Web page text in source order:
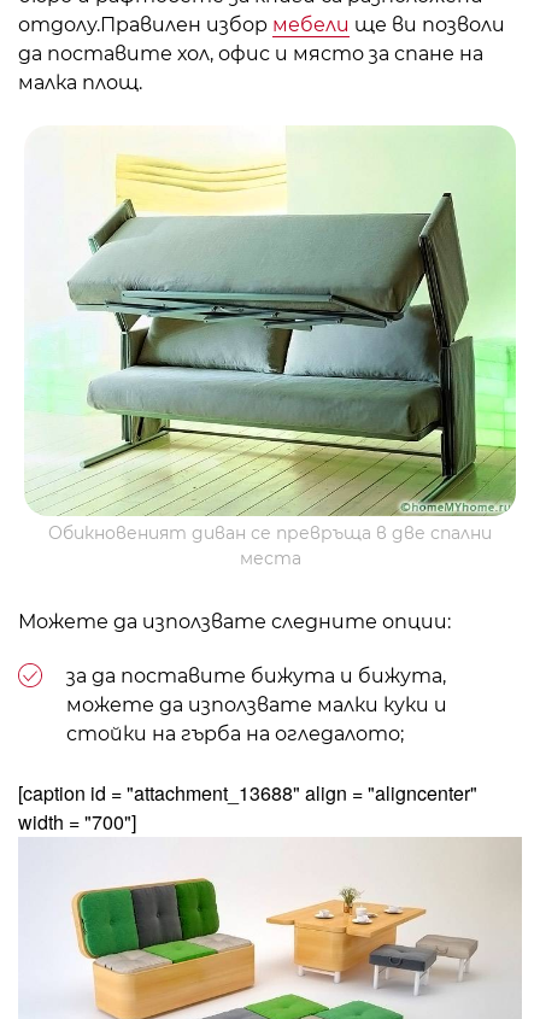
отдолу.Правилен избор мебели ще ви позволи
да поставите хол, офис и място за спане на
малка площ.
Обикновеният диван се превръща в две спални
места
Можете да използвате следните опции:
за да поставите бижута и бижута,
можете да използвате малки куки и
стойки на гърба на огледалото;
[caption id = "attachment_13688" align = "aligncenter"
width = "700"]